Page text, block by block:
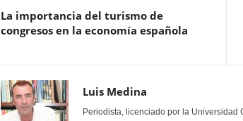
La importancia del turismo de
congresos en la economía española
Luis Medina
Periodista, licenciado por la Universidad